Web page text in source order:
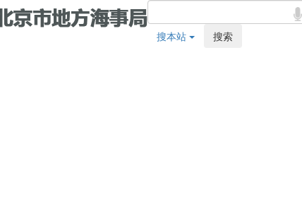
搜本站 搜索